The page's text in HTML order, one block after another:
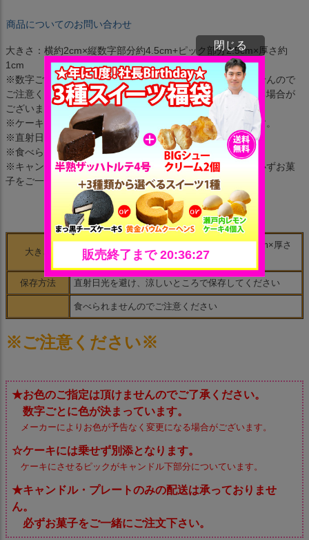
商品についてのお問い合わせ
大きさ：横約2cm×縦数字部分約4.5cm+ピック部分2.5cm×厚さ約
1cm
※数字ごとに色が決まっています。お色のご指定は頂けませんので
ご注意ください（メーカーによりお色が予告なく変更になる場合が
ございます）。
※ケーキにさせるピックがキャンドル下部分についています。
※直射日光を避け、涼しいところで保管して下さい。
※食べられませんのでご注意ください。
※キャンドル・プレートのみの配送は承っておりません。必ずお菓
子をご一緒にご注文下さい。
大きさ
横約2cm×縦数字部分約4.5cm+ピック部分2.5cm×厚さ
約1cm
保存方法 直射日光を避け、涼しいところで保存してください
食べられませんのでご注意ください
※ご注意ください※
★お色のご指定は頂けませんのでご了承ください。
数字ごとに色が決まっています。
メーカーによりお色が予告なく変更になる場合がございます。
☆ケーキには乗せず別添となります。
ケーキにさせるピックがキャンドル下部分についています。
★キャンドル・プレートのみの配送は承っておりませ
ん。
必ずお菓子をご一緒にご注文下さい。
閉じる